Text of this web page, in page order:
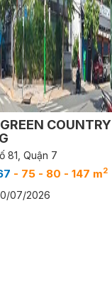
COUNTRY
81, Quận 7
- 75 - 80 - 147 m2
07/2026